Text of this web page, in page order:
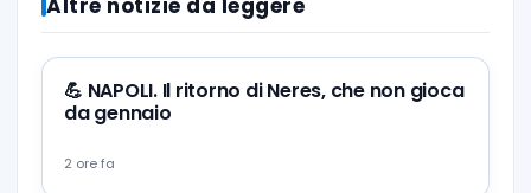
💪 NAPOLI. Il ritorno di Neres, che non gioca
da gennaio
2 ore fa